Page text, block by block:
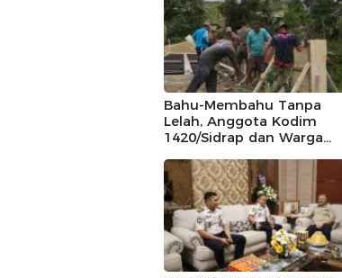
Bahu-Membahu Tanpa
Lelah, Anggota Kodim
1420/Sidrap dan Warga
Pembangunan Dekker
Jembatan Beton